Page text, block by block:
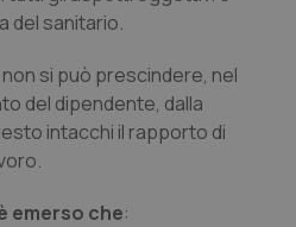
del sanitario.
si può prescindere, nel
del dipendente, dalla
intacchi il rapporto di
emerso che: